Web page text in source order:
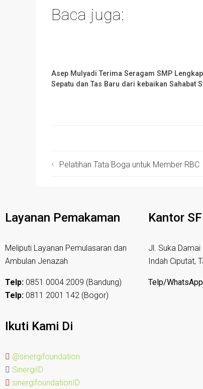
Baca juga:
Asep Mulyadi Terima Seragam SMP
Sepatu dan Tas Baru dari kebaikan Sahabat
Pelatihan Tata Boga untuk Member RBC
Layanan Pemakaman
Meliputi Layanan Pemulasaran dan
Ambulan Jenazah
Telp: 0851 0004 2009 (Bandung)
Telp: 0811 2001 142 (Bogor)
Ikuti Kami Di
@sinergifoundation
SinergiID
sinergifoundationID
Kantor
Jl. Suka
Indah Ciputat,
Telp/